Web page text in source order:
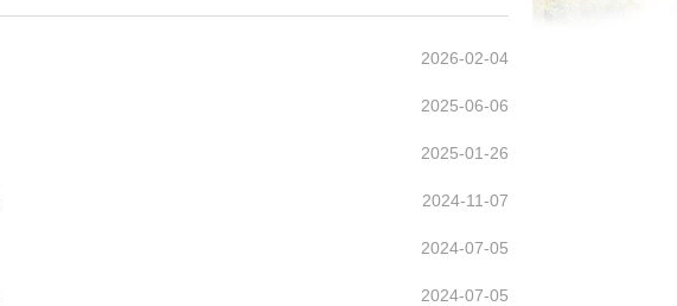
2026-02-04
2025-06-06
2025-01-26
2024-11-07
2024-07-05
2024-07-05